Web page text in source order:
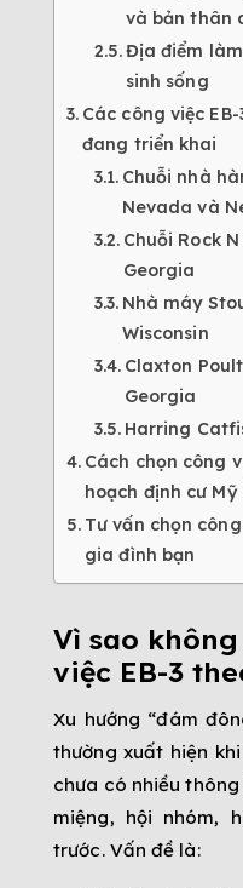
và bản thân
Địa điểm
sinh sống
Các công việc
đang triển khai
Chuỗi nhà
Nevada và
Chuỗi Rock
Georgia
Nhà máy
Wisconsin
Claxton
Georgia
Harring
Cách chọn công
hoạch định cư
Tư vấn chọn
gia đình bạn
Vì sao
việc EB-3
Xu hướng “đám
thường xuất hiện
chưa có nhiều
miệng, hội nhóm,
trước. Vấn đề là: